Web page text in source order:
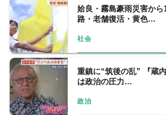
姶良・霧島豪雨災害か
路・老舗復活・黄色…
社会
重鎮に“筑後の乱” 『蔵
は政治の圧力…
政治